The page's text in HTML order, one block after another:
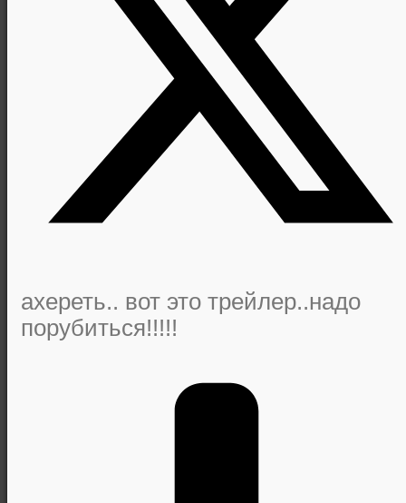
ахереть.. вот это трейлер..надо
порубиться!!!!!